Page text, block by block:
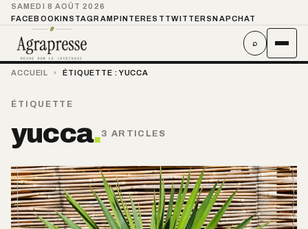
SAMEDI 8 AOÛT 2026
FACEBOOKINSTAGRAMPINTEREST TWITTER SNAPCHAT
⌕
ACCUEIL › ÉTIQUETTE : YUCCA
ÉTIQUETTE
yucca.3 ARTICLES